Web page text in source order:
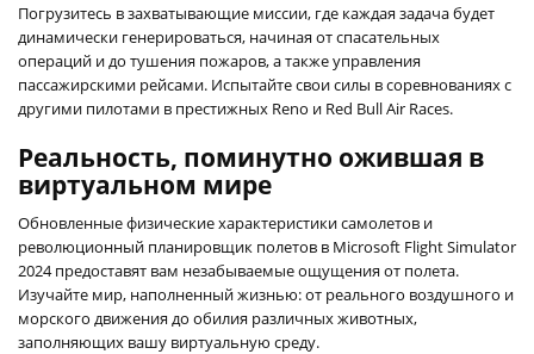
Погрузитесь в захватывающие миссии, где каждая задача будет
динамически генерироваться, начиная от спасательных
операций и до тушения пожаров, а также управления
пассажирскими рейсами. Испытайте свои силы в соревнованиях с
другими пилотами в престижных Reno и Red Bull Air Races.
Реальность, поминутно ожившая в
виртуальном мире
Обновленные физические характеристики самолетов и
революционный планировщик полетов в Microsoft Flight Simulator
2024 предоставят вам незабываемые ощущения от полета.
Изучайте мир, наполненный жизнью: от реального воздушного и
морского движения до обилия различных животных,
заполняющих вашу виртуальную среду.